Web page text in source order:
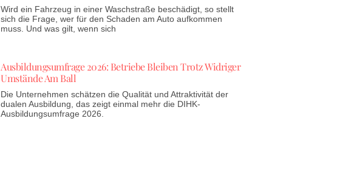
Wird ein Fahrzeug in einer Waschstraße beschädigt, so stellt
sich die Frage, wer für den Schaden am Auto aufkommen
muss. Und was gilt, wenn sich
Ausbildungsumfrage 2026: Betriebe Bleiben Trotz Widriger
Umstände Am Ball
Die Unternehmen schätzen die Qualität und Attraktivität der
dualen Ausbildung, das zeigt einmal mehr die DIHK-
Ausbildungsumfrage 2026.